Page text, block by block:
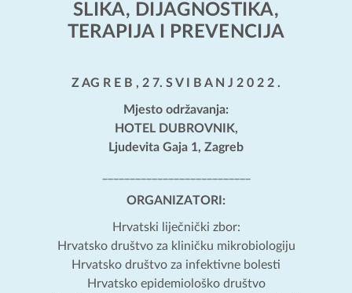
SLIKA, DIJAGNOSTIKA,
TERAPIJA I PREVENCIJA
Z AG R E B , 2 7. S V I B A N J 2 0 2 2 .
Mjesto održavanja:
HOTEL DUBROVNIK,
Ljudevita Gaja 1, Zagreb
ORGANIZATORI:
Hrvatski liječnički zbor:
Hrvatsko društvo za kliničku mikrobiologiju
Hrvatsko društvo za infektivne bolesti
Hrvatsko epidemiološko društvo